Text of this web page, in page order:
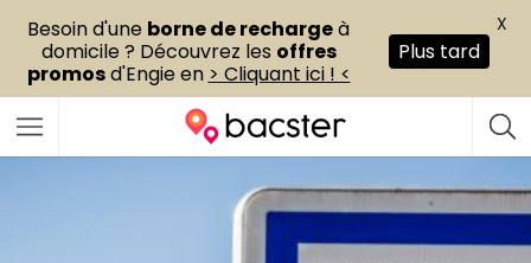
Besoin d'une borne de rechargeà
domicile ? Découvrez les offres
promosd'Engie en > Cliquant ici ! <
Plus tard
X